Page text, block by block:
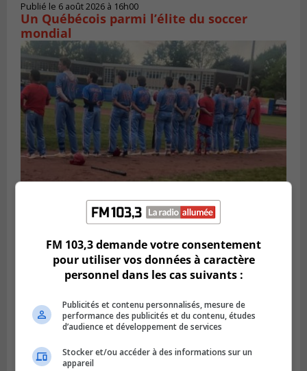
Publié le 6 août 2026 à 16h00
Un Québécois parmi l’élite du soccer
mondial
Publié le 6 août 2026 à 05h11
Une poussée tardive propulse les Ducs
vers la victoire à Laval
FM 103,3 demande votre consentement
pour utiliser vos données à caractère
personnel dans les cas suivants :
Publicités et contenu personnalisés, mesure de
performance des publicités et du contenu, études
d’audience et développement de services
Stocker et/ou accéder à des informations sur un
appareil